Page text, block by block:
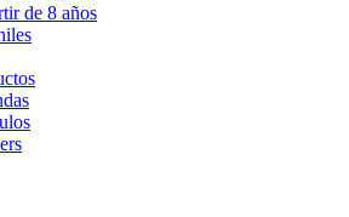
de 8 años